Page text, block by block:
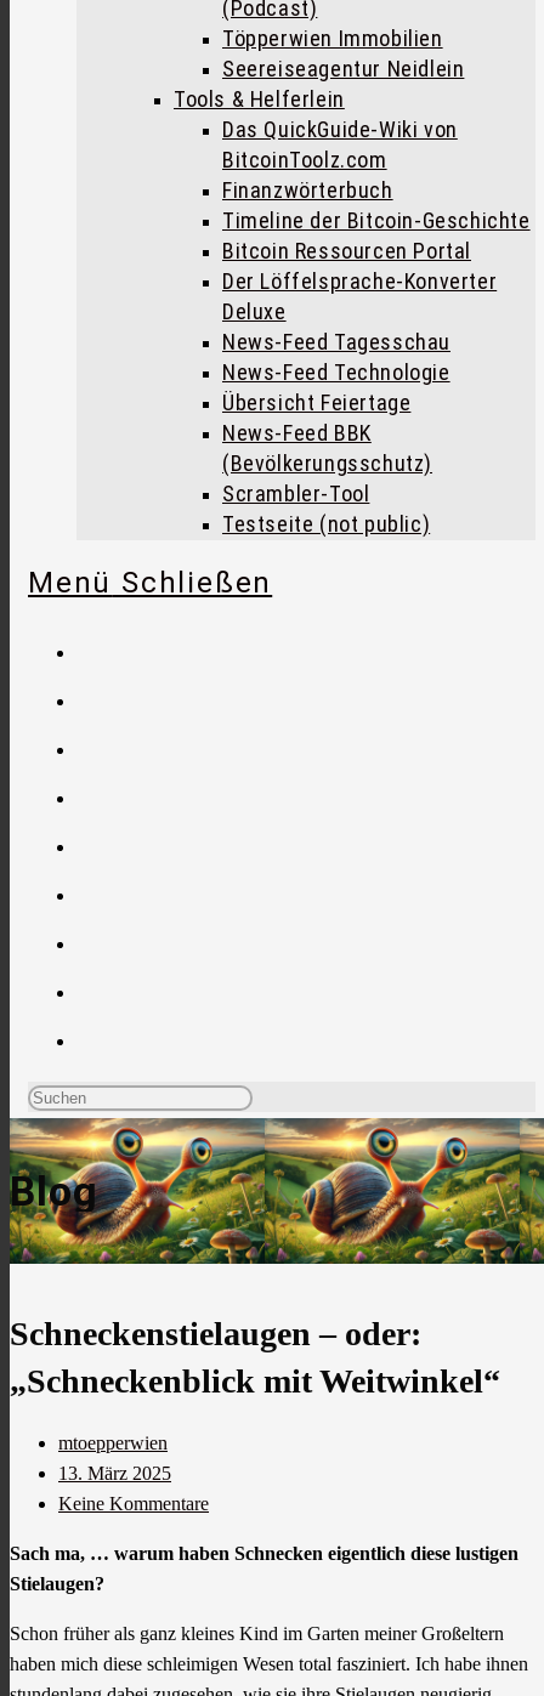
(Podcast)
Töpperwien Immobilien
Seereiseagentur Neidlein
Tools & Helferlein
Das QuickGuide-Wiki von
BitcoinToolz.com
Finanzwörterbuch
Timeline der Bitcoin-Geschichte
Bitcoin Ressourcen Portal
Der Löffelsprache-Konverter
Deluxe
News-Feed Tagesschau
News-Feed Technologie
Übersicht Feiertage
News-Feed BBK
(Bevölkerungsschutz)
Scrambler-Tool
Testseite (not public)
Menü Schließen
Blog
Schneckenstielaugen – oder:
„Schneckenblick mit Weitwinkel“
mtoepperwien
13. März 2025
Keine Kommentare
Sach ma, … warum haben Schnecken eigentlich diese lustigen
Stielaugen?
Schon früher als ganz kleines Kind im Garten meiner Großeltern
haben mich diese schleimigen Wesen total fasziniert. Ich habe ihnen